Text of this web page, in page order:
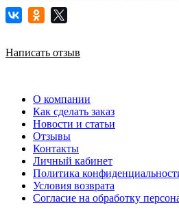
Написать отзыв
О компании
Как сделать заказ
Новости и статьи
Отзывы
Контакты
Личный кабинет
Политика
Условия возврата
Согласие на обработку